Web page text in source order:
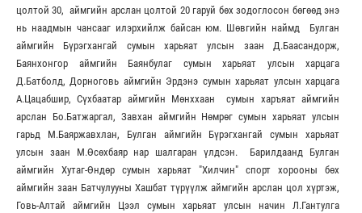
цолтой 30, аймгийн арслан цолтой 20 гаруй бөх зодоглосон бөгөөд энэ
нь наадмын чансааг илэрхийлж байсан юм. Шөвгийн наймд Булган
аймгийн Бүрэгхангай сумын харьяат улсын заан Д.Баасандорж,
Баянхонгор аймгийн Баянбулаг сумын харьяат улсын харцага
Д.Батболд, Дорноговь аймгийн Эрдэнэ сумын харьяат улсын харцага
А.Цацабшир, Сүхбаатар аймгийн Мөнххаан сумын харъяат аймгийн
арслан Бо.Батжаргал, Завхан аймгийн Нөмрөг сумын харьяат улсын
гарьд М.Баяржавхлан, Булган аймгийн Бүрэгхангай сумын харьяат
улсын заан М.Өсөхбаяр нар шалгаран үлдсэн. Барилдаанд Булган
аймгийн Хутаг-Өндөр сумын харьяат "Хилчин" спорт хорооны бөх
аймгийн заан Батчулууны Хашбат түрүүлж аймгийн арслан цол хүртэж,
Говь-Алтай аймгийн Цээл сумын харьяат улсын начин Л.Гантулга